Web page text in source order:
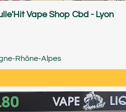
Vape Shop Cbd - Lyon
Rhône-Alpes